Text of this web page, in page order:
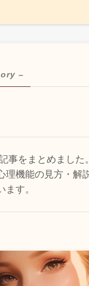
–
事をまとめました
理機能の見方・解
ます。